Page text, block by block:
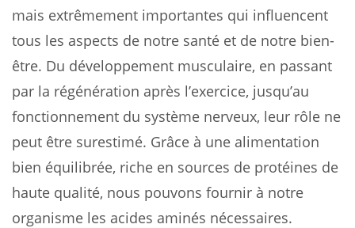
mais extrêmement importantes qui influencent
tous les aspects de notre santé et de notre bien-
être. Du développement musculaire, en passant
par la régénération après l’exercice, jusqu’au
fonctionnement du système nerveux, leur rôle ne
peut être surestimé. Grâce à une alimentation
bien équilibrée, riche en sources de protéines de
haute qualité, nous pouvons fournir à notre
organisme les acides aminés nécessaires.